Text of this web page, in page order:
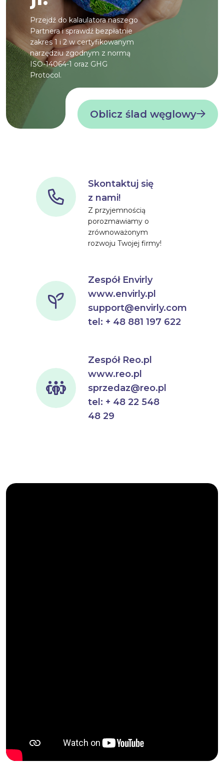
Przejdź do kalaulatora naszego
Partnera i sprawdź bezpłatnie
zakres 1 i 2 w certyfikowanym
narzędziu zgodnym z normą
ISO-14064-1 oraz GHG
Protocol.
Oblicz ślad węglowy
Skontaktuj się
z nami!
Z przyjemnością
porozmawiamy o
zrównoważonym
rozwoju Twojej firmy!
Zespół Envirly
www.envirly.pl
support@envirly.com
tel: + 48 881 197 622
Zespół Reo.pl
www.reo.pl
sprzedaz@reo.pl
tel: + 48 22 548
48 29